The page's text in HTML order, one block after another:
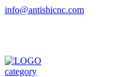
info@antishicnc.com
category